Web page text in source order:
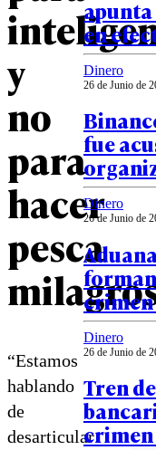
y
no
para
hacer
pesca
“Estamos
hablando
de
desarticular
apunta
en
Dinero
26 de Junio de
fue
Dinero
26 de Junio de
crimen
Dinero
26 de Junio de
Tren